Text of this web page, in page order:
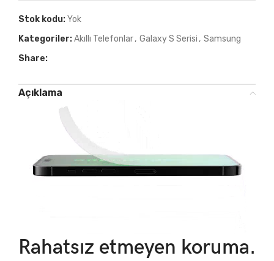
Stok kodu:Yok
Kategoriler:Akıllı Telefonlar, Galaxy S Serisi , Samsung
Share:
Açıklama
Rahatsız etmeyen koruma.